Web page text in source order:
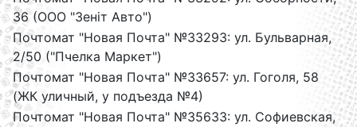
36 (ООО "Зеніт Авто")
Почтомат "Новая Почта" №33293: ул. Бульварная,
2/50 ("Пчелка Маркет")
Почтомат "Новая Почта" №33657: ул. Гоголя, 58
(ЖК уличный, у подъезда №4)
Почтомат "Новая Почта" №35633: ул. Софиевская,